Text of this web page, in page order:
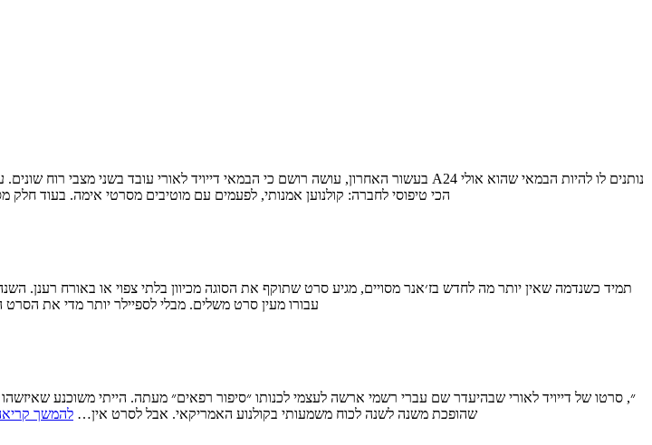
הכי טיפוסי לחברה: קולנוען אמנותי, לפעמים עם מוטיבים מסרטי אימה. בעוד
עבורו מעין סרט משלים. מבלי לספיילר יותר מדי את
שלו את אחד הסרטים העצמאיים המדוברים של השנה מאז נרכש בסאנדנס על ידי חברת ההפצה A24, שהופכת משנה לשנה לכוח משמעותי בקולנוע האמריקאי. אבל לסרט אין… להמשך